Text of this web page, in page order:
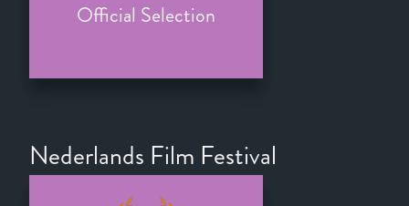
Official Selection
Nederlands Film Festival